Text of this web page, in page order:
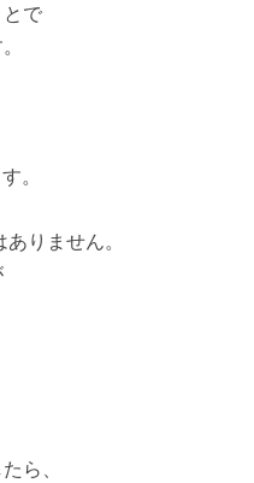
で
。
りません。
ら、